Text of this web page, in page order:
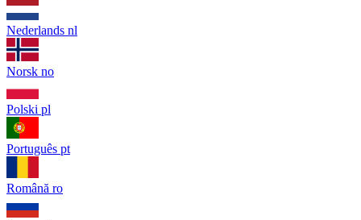
Nederlands nl
Norsk no
Polski pl
Português pt
Română ro